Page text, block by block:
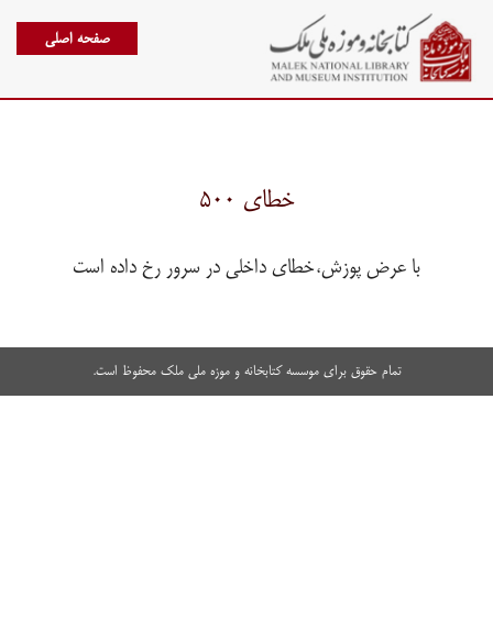
صفحه اصلی
خطای ۵۰۰
با عرض پوزش،خطای داخلی در سرور رخ داده است
تمام حقوق برای موسسه کتابخانه و موزه ملی ملک محفوظ است.